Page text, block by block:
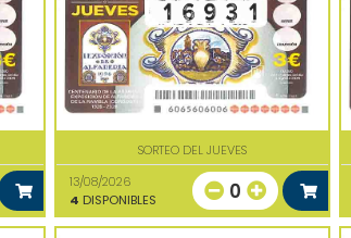
SORTEO DEL JUEVES
13/08/2026
4 DISPONIBLES 0